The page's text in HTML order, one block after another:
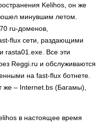
Kelihos, он же
минувшим летом.
ru-доменов,
flux сети, раздающими
rasta01.exe. Все эти
Reggi.ru и обслуживаются
на fast-flux ботнете.
же – Internet.bs (Багамы),
в настоящее время